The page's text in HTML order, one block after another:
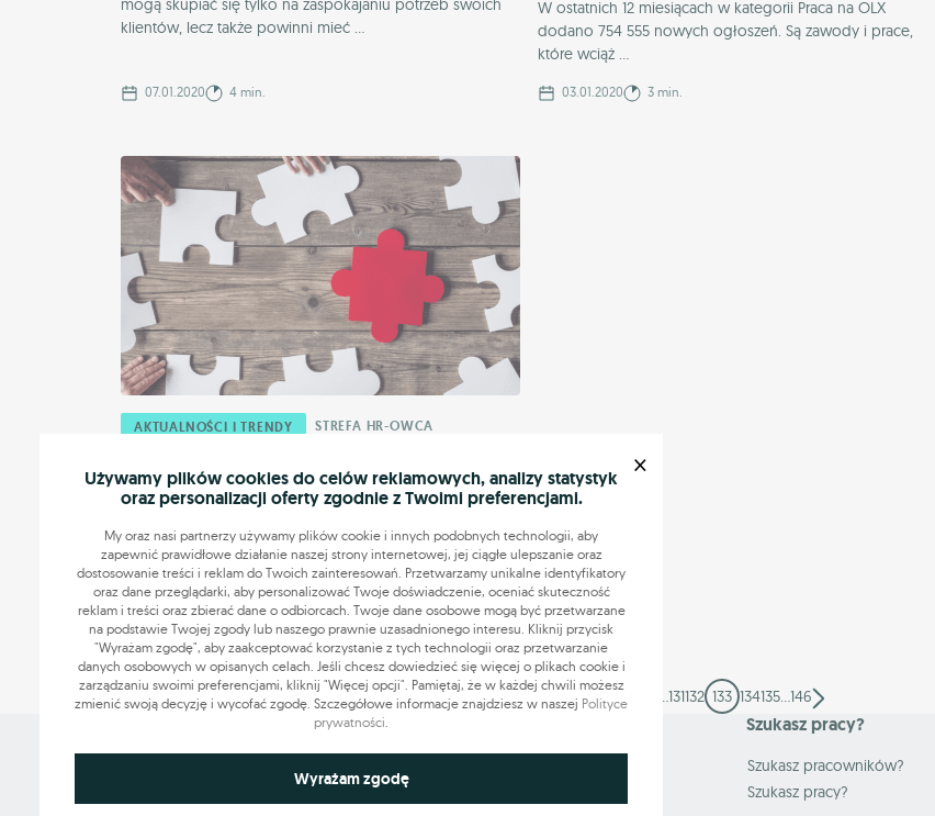
mogą skupiać się tylko na zaspokajaniu potrzeb swoich
klientów, lecz także powinni mieć ...
07.01.2020 4 min.
W ostatnich 12 miesiącach w kategorii Praca na OLX
dodano 754 555 nowych ogłoszeń. Są zawody i prace,
które wciąż ...
03.01.2020 3 min.
AKTUALNOŚCI I TRENDY STREFA HR-OWCA
Przygotowanie strategii – z czym to się
je
Najważniejsza zasada, jeśli chodzi o przygotowanie
strategii powinna brzmieć: praca nad strategią ma sens
tylko i wyłącznie wtedy, jeśli jest ...
01.01.2020 3 min.
…131132 133 134135…146
Szukasz pracy?
Szukasz pracowników?
Szukasz pracy?
Używamy plików cookies do celów reklamowych, analizy statystyk
oraz personalizacji oferty zgodnie z Twoimi preferencjami.
My oraz nasi partnerzy używamy plików cookie i innych podobnych technologii, aby
zapewnić prawidłowe działanie naszej strony internetowej, jej ciągłe ulepszanie oraz
dostosowanie treści i reklam do Twoich zainteresowań. Przetwarzamy unikalne identyfikatory
oraz dane przeglądarki, aby personalizować Twoje doświadczenie, oceniać skuteczność
reklam i treści oraz zbierać dane o odbiorcach. Twoje dane osobowe mogą być przetwarzane
na podstawie Twojej zgody lub naszego prawnie uzasadnionego interesu. Kliknij przycisk
"Wyrażam zgodę", aby zaakceptować korzystanie z tych technologii oraz przetwarzanie
danych osobowych w opisanych celach. Jeśli chcesz dowiedzieć się więcej o plikach cookie i
zarządzaniu swoimi preferencjami, kliknij "Więcej opcji". Pamiętaj, że w każdej chwili możesz
zmienić swoją decyzję i wycofać zgodę. Szczegółowe informacje znajdziesz w naszej Polityce
prywatności.
Niezbędne do funkcjonowania stronyWyrażam zgodę
×